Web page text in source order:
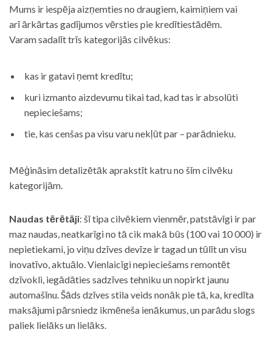
Mums ir iespēja aizņemties no draugiem, kaimiņiem vai
arī ārkārtas gadījumos vērsties pie kredītiestādēm.
Varam sadalīt trīs kategorijās cilvēkus:
kas ir gatavi ņemt kredītu;
kuri izmanto aizdevumu tikai tad, kad tas ir absolūti
nepieciešams;
tie, kas cenšas pa visu varu nekļūt par – parādnieku.
Mēģināsim detalizētāk aprakstīt katru no šīm cilvēku
kategorijām.
Naudas tērētāji: šī tipa cilvēkiem vienmēr, patstāvīgi ir par
maz naudas, neatkarīgi no tā cik makā būs (100 vai 10 000) ir
nepietiekami, jo viņu dzīves devīze ir tagad un tūlīt un visu
inovatīvo, aktuālo. Vienlaicīgi nepieciešams remontēt
dzīvokli, iegādāties sadzīves tehniku un nopirkt jaunu
automašīnu. Šāds dzīves stila veids nonāk pie tā, ka, kredīta
maksājumi pārsniedz ikmēneša ienākumus, un parādu slogs
paliek lielāks un lielāks.